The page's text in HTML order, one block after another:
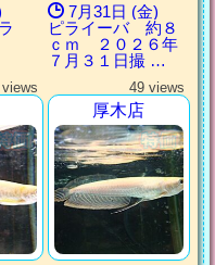
ラ
7月31日 (金)
ピライーバ 約８
ｃｍ ２０２６年
７月３１日撮 …
49 views
厚木店